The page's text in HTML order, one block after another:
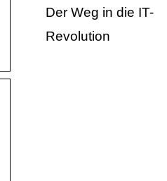
Der Weg in die IT-
Revolution